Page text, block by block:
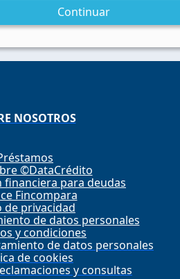
Continuar
NOSOTROS
©DataCrédito
financiera para deudas
Fincompara
de privacidad
de datos personales
y condiciones
de datos personales
de cookies
y consultas